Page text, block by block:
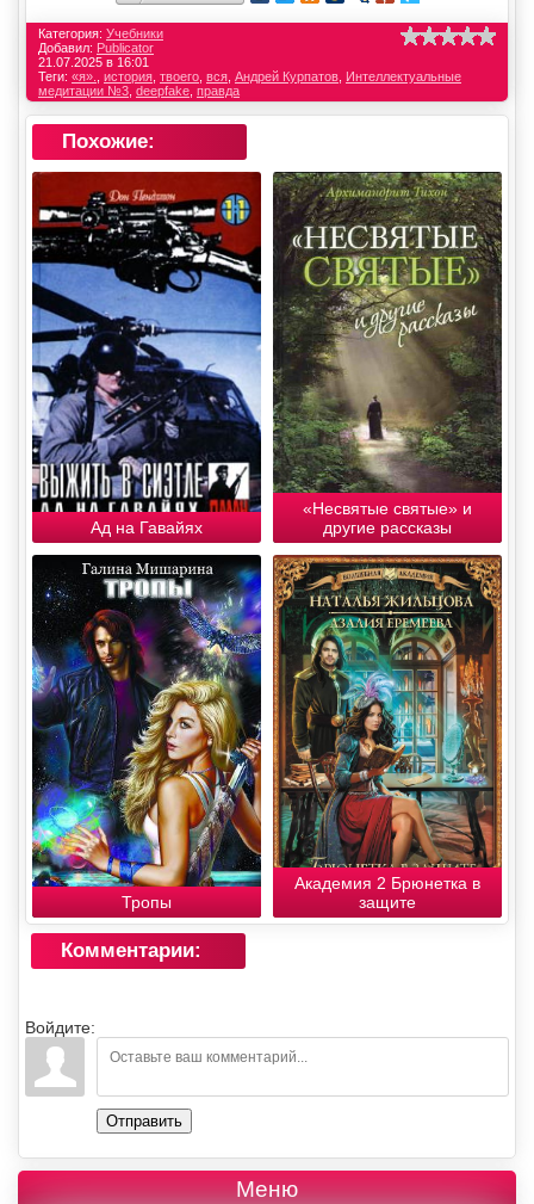
Категория: Учебники
Добавил: Publicator
21.07.2025 в 16:01
Теги: «я». история твоего вся Андрей Курпатов Интеллектуальные
медитации №3 deepfake правда
Похожие:
Ад на Гавайях
«Несвятые святые» и
другие рассказы
Тропы
Академия 2 Брюнетка в
защите
Комментарии:
Войдите:
Отправить
Меню